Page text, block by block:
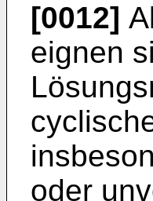
[0012]
eignen
oder